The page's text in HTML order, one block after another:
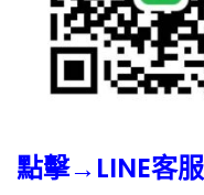
點擊→LINE客服